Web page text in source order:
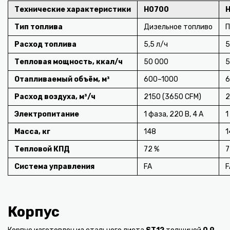
Технические характеристики H0700
Тип топлива
Дизельное топливо
Расход топлива
5,5 л/ч
Тепловая мощность, ккал/ч
50 000
Отапливаемый объём, м³
600–1000
Расход воздуха, м³/ч
2150 (3650 CFM)
Электропитание
1 фаза, 220 В, 4 А
Масса, кг
148
Тепловой КПД
72 %
Система управления
FA
Корпус